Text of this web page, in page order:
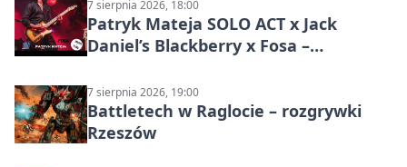
7 sierpnia 2026, 18:00
Patryk Mateja SOLO ACT x Jack
Daniel’s Blackberry x Fosa –
7 sierpnia 2026, 19:00
Battletech w Raglocie – rozgrywki
Rzeszów